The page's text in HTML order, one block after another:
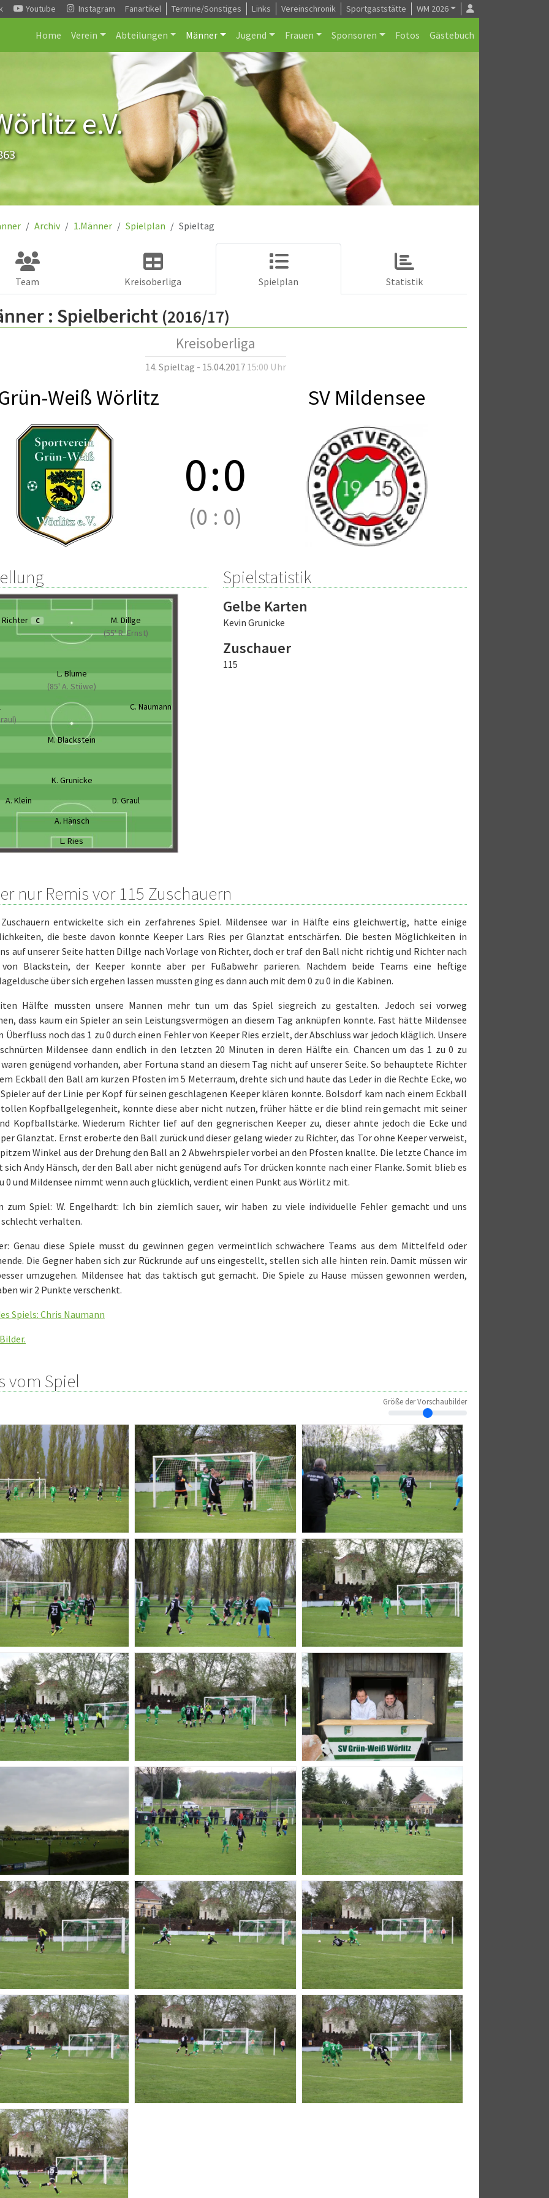
Youtube Instagram Fanartikel Termine/Sonstiges Links Vereinschronik Sportgaststätte WM 2026
Home Verein Abteilungen Männer Jugend Frauen Sponsoren Fotos Gästebuch
e.V.
Archiv 1.Männer Spielplan Spieltag
Team Kreisoberliga Spielplan Statistik
: Spielbericht (2016/17)
Kreisoberliga
14. Spieltag - 15.04.2017 15:00 Uhr
Weiß Wörlitz SV Mildensee
0:0
(0 : 0)
Richter C
M. Dillge
(55' R. Ernst)
L. Blume
(85' A. Stüwe)
C. Naumann
M. Blackstein
K. Grunicke
A. Klein
D. Graul
A. Hänsch
L. Ries
Spielstatistik
Gelbe Karten
Kevin Grunicke
Zuschauer
115
nur Remis vor 115 Zuschauern
entwickelte sich ein zerfahrenes Spiel. Mildensee war in Hälfte eins gleichwertig, hatte einige
die beste davon konnte Keeper Lars Ries per Glanztat entschärfen. Die besten Möglichkeiten in
auf unserer Seite hatten Dillge nach Vorlage von Richter, doch er traf den Ball nicht richtig und Richter nach
von Blackstein, der Keeper konnte aber per Fußabwehr parieren. Nachdem beide Teams eine heftige
über sich ergehen lassen mussten ging es dann auch mit dem 0 zu 0 in die Kabinen.
Hälfte mussten unsere Mannen mehr tun um das Spiel siegreich zu gestalten. Jedoch sei vorweg
dass kaum ein Spieler an sein Leistungsvermögen an diesem Tag anknüpfen konnte. Fast hätte Mildensee
Überfluss noch das 1 zu 0 durch einen Fehler von Keeper Ries erzielt, der Abschluss war jedoch kläglich. Unsere
Mildensee dann endlich in den letzten 20 Minuten in deren Hälfte ein. Chancen um das 1 zu 0 zu
genügend vorhanden, aber Fortuna stand an diesem Tag nicht auf unserer Seite. So behauptete Richter
Eckball den Ball am kurzen Pfosten im 5 Meterraum, drehte sich und haute das Leder in die Rechte Ecke, wo
auf der Linie per Kopf für seinen geschlagenen Keeper klären konnte. Bolsdorf kam nach einem Eckball
Kopfballgelegenheit, konnte diese aber nicht nutzen, früher hätte er die blind rein gemacht mit seiner
Kopfballstärke. Wiederum Richter lief auf den gegnerischen Keeper zu, dieser ahnte jedoch die Ecke und
Glanztat. Ernst eroberte den Ball zurück und dieser gelang wieder zu Richter, das Tor ohne Keeper verweist,
Winkel aus der Drehung den Ball an 2 Abwehrspieler vorbei an den Pfosten knallte. Die letzte Chance im
sich Andy Hänsch, der den Ball aber nicht genügend aufs Tor drücken konnte nach einer Flanke. Somit blieb es
0 und Mildensee nimmt wenn auch glücklich, verdient einen Punkt aus Wörlitz mit.
zum Spiel: W. Engelhardt: Ich bin ziemlich sauer, wir haben zu viele individuelle Fehler gemacht und uns
verhalten.
Genau diese Spiele musst du gewinnen gegen vermeintlich schwächere Teams aus dem Mittelfeld oder
Die Gegner haben sich zur Rückrunde auf uns eingestellt, stellen sich alle hinten rein. Damit müssen wir
umzugehen. Mildensee hat das taktisch gut gemacht. Die Spiele zu Hause müssen gewonnen werden,
wir 2 Punkte verschenkt.
Spiels: Chris Naumann
vom Spiel
Größe der Vorschaubilder